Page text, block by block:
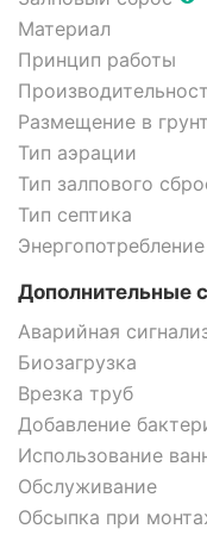
Материал
Принцип работы
Размещение в
Тип аэрации
Тип залпового
Тип септика
Энергопотребление
Дополнительные
Аварийная
Биозагрузка
Врезка труб
Добавление
Использование
Обслуживание
Обсыпка при